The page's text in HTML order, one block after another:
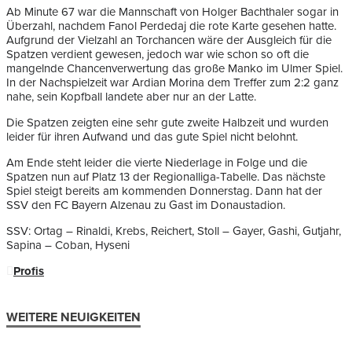
Ab Minute 67 war die Mannschaft von Holger Bachthaler sogar in
Überzahl, nachdem Fanol Perdedaj die rote Karte gesehen hatte.
Aufgrund der Vielzahl an Torchancen wäre der Ausgleich für die
Spatzen verdient gewesen, jedoch war wie schon so oft die
mangelnde Chancenverwertung das große Manko im Ulmer Spiel.
In der Nachspielzeit war Ardian Morina dem Treffer zum 2:2 ganz
nahe, sein Kopfball landete aber nur an der Latte.
Die Spatzen zeigten eine sehr gute zweite Halbzeit und wurden
leider für ihren Aufwand und das gute Spiel nicht belohnt.
Am Ende steht leider die vierte Niederlage in Folge und die
Spatzen nun auf Platz 13 der Regionalliga-Tabelle. Das nächste
Spiel steigt bereits am kommenden Donnerstag. Dann hat der
SSV den FC Bayern Alzenau zu Gast im Donaustadion.
SSV: Ortag – Rinaldi, Krebs, Reichert, Stoll – Gayer, Gashi, Gutjahr,
Sapina – Coban, Hyseni
Profis
WEITERE NEUIGKEITEN